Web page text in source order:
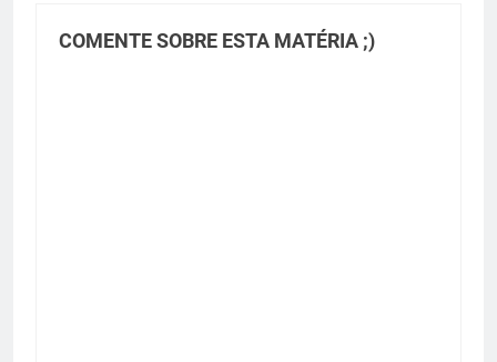
COMENTE SOBRE ESTA MATÉRIA ;)